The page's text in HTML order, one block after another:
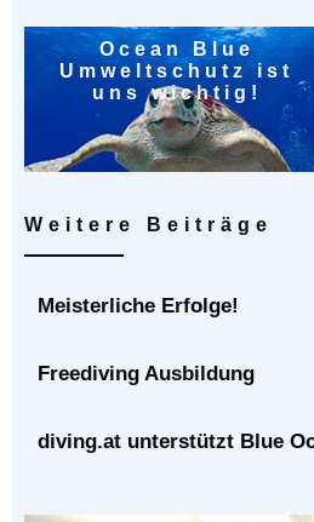
Ocean Blue
Umweltschutz ist
uns wichtig!
Weitere Beiträge
Meisterliche Erfolge!
Freediving Ausbildung
diving.at unterstützt Blue